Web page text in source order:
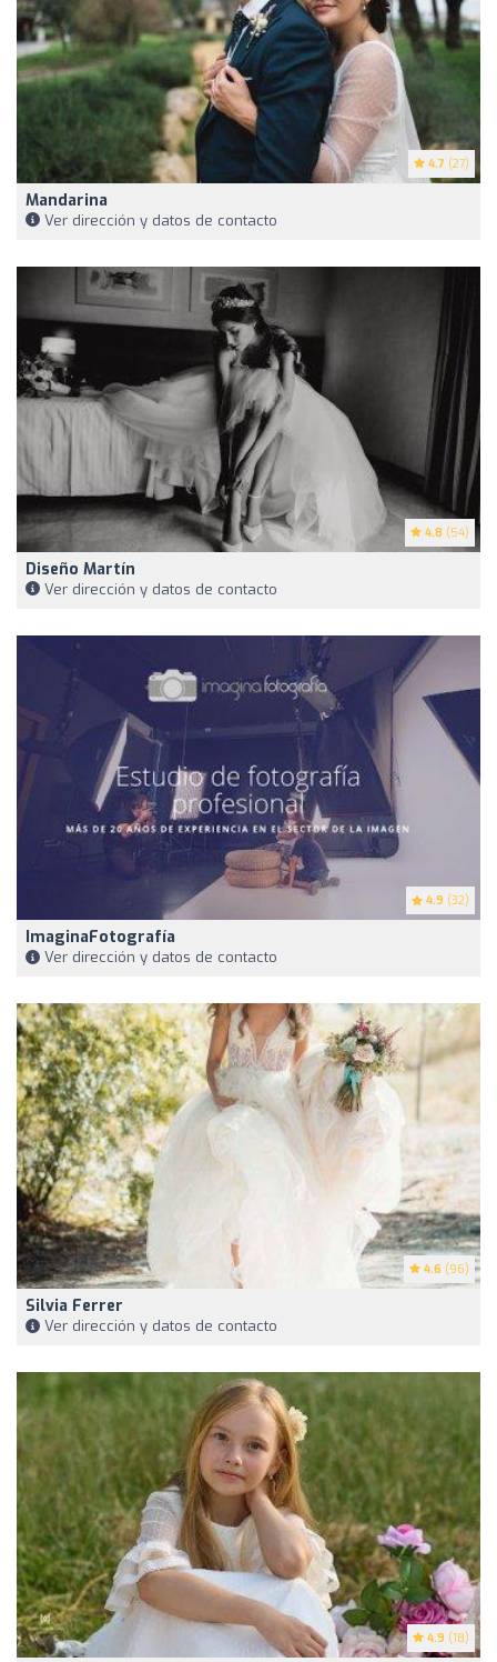
4.7 (27)
Mandarina
Ver dirección y datos de contacto
4.8 (54)
Diseño Martín
Ver dirección y datos de contacto
4.9 (32)
ImaginaFotografía
Ver dirección y datos de contacto
4.6 (96)
Silvia Ferrer
Ver dirección y datos de contacto
4.9 (18)